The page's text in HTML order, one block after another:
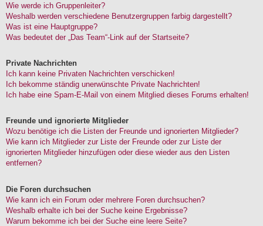
Wie werde ich Gruppenleiter?
Weshalb werden verschiedene Benutzergruppen farbig dargestellt?
Was ist eine Hauptgruppe?
Was bedeutet der „Das Team“-Link auf der Startseite?
Private Nachrichten
Ich kann keine Privaten Nachrichten verschicken!
Ich bekomme ständig unerwünschte Private Nachrichten!
Ich habe eine Spam-E-Mail von einem Mitglied dieses Forums erhalten!
Freunde und ignorierte Mitglieder
Wozu benötige ich die Listen der Freunde und ignorierten Mitglieder?
Wie kann ich Mitglieder zur Liste der Freunde oder zur Liste der
ignorierten Mitglieder hinzufügen oder diese wieder aus den Listen
entfernen?
Die Foren durchsuchen
Wie kann ich ein Forum oder mehrere Foren durchsuchen?
Weshalb erhalte ich bei der Suche keine Ergebnisse?
Warum bekomme ich bei der Suche eine leere Seite?